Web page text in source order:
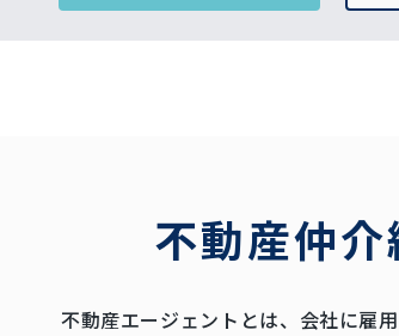
不動産仲介
不動産エージェントとは、会社に雇